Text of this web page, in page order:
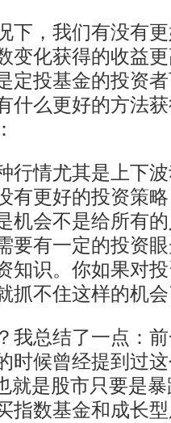
，我们有没有更
变化获得的收益
定投基金的投资
什么更好的方法
情尤其是上下波
有更好的投资策
机会不是给所有
要有一定的投资
知识。你如果对
抓不住这样的机
总结了一点：前
时候曾经提到过
就是股市只要是
指数基金和成长